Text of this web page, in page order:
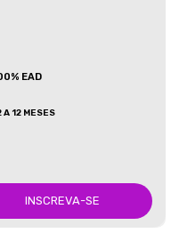
EAD
A 12 MESES
INSCREVA-SE